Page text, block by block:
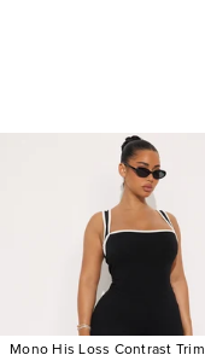
Mono His Loss Contrast Trim